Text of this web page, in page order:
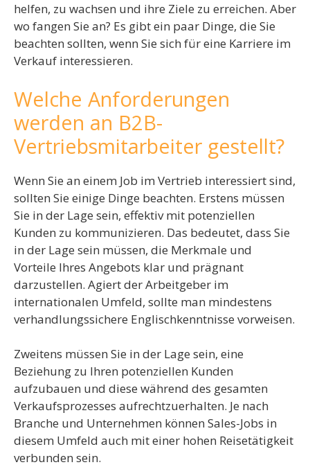
helfen, zu wachsen und ihre Ziele zu erreichen. Aber
wo fangen Sie an? Es gibt ein paar Dinge, die Sie
beachten sollten, wenn Sie sich für eine Karriere im
Verkauf interessieren.
Welche Anforderungen
werden an B2B-
Vertriebsmitarbeiter gestellt?
Wenn Sie an einem Job im Vertrieb interessiert sind,
sollten Sie einige Dinge beachten. Erstens müssen
Sie in der Lage sein, effektiv mit potenziellen
Kunden zu kommunizieren. Das bedeutet, dass Sie
in der Lage sein müssen, die Merkmale und
Vorteile Ihres Angebots klar und prägnant
darzustellen. Agiert der Arbeitgeber im
internationalen Umfeld, sollte man mindestens
verhandlungssichere Englischkenntnisse vorweisen.
Zweitens müssen Sie in der Lage sein, eine
Beziehung zu Ihren potenziellen Kunden
aufzubauen und diese während des gesamten
Verkaufsprozesses aufrechtzuerhalten. Je nach
Branche und Unternehmen können Sales-Jobs in
diesem Umfeld auch mit einer hohen Reisetätigkeit
verbunden sein.